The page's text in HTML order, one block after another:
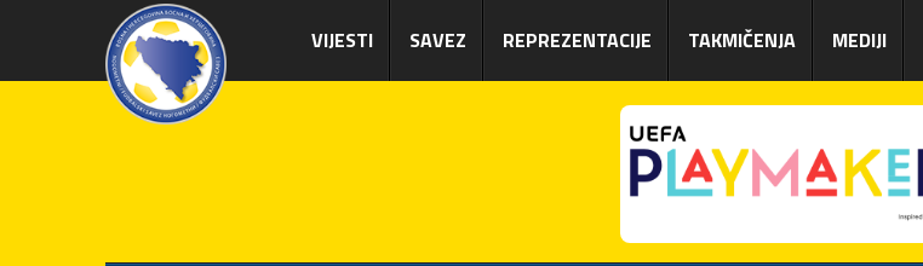
VIJESTI SAVEZ REPREZENTACIJE TAKMIČENJA MEDIJI